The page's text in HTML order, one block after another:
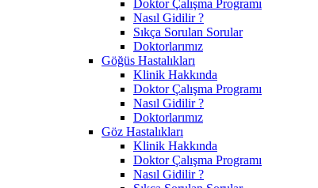
Doktor Çalışma Programı
Nasıl Gidilir ?
Sıkça Sorulan Sorular
Doktorlarımız
Göğüs Hastalıkları
Klinik Hakkında
Doktor Çalışma Programı
Nasıl Gidilir ?
Doktorlarımız
Göz Hastalıkları
Klinik Hakkında
Doktor Çalışma Programı
Nasıl Gidilir ?